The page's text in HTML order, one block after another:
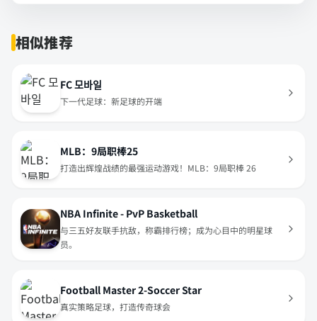
相似推荐
FC 모바일
下一代足球：新足球的开端
MLB：9局职棒25
打造出辉煌战绩的最强运动游戏！MLB：9局职棒 26
NBA Infinite - PvP Basketball
与三五好友联手抗敌，称霸排行榜；成为心目中的明星球
员。
Football Master 2-Soccer Star
真实策略足球，打造传奇球会